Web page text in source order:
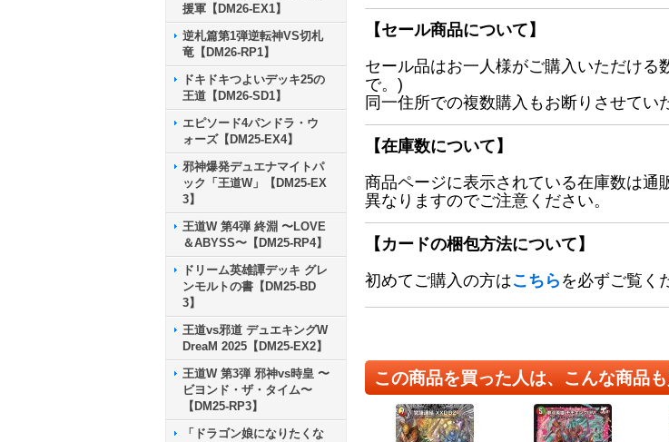
援軍【DM26-EX1】
逆札篇第1弾逆転神VS切札
竜【DM26-RP1】
ドキドキつよいデッキ25の
王道【DM26-SD1】
エピソード4パンドラ・ウ
ォーズ【DM25-EX4】
邪神爆発デュエナマイトパ
ック「王道W」【DM25-EX
3】
王道W 第4弾 終淵 〜LOVE
＆ABYSS〜【DM25-RP4】
ドリーム英雄譚デッキ グレ
ンモルトの書【DM25-BD
3】
王道vs邪道 デュエキングW
DreaM 2025【DM25-EX2】
王道W 第3弾 邪神vs時皇 〜
ビヨンド・ザ・タイム〜
【DM25-RP3】
「ドラゴン娘になりたくな
【セール商品について】
セール品はお一人様がご購入いただける
で。)
同一住所での複数購入もお断りさせてい
【在庫数について】
商品ページに表示されている在庫数は通
異なりますのでご注意ください。
【カードの梱包方法について】
初めてご購入の方はこちら を必ずご覧く
この商品を買った人は、こんな商品